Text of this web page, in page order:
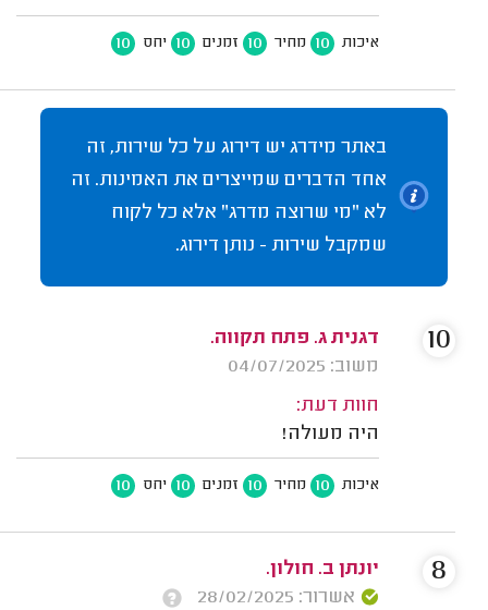
איכות 10 מחיר 10 זמנים 10 יחס 10
באתר מידרג יש דירוג על כל שירות, זה
אחד הדברים שמייצרים את האמינות. זה
לא "מי שרוצה מדרג" אלא כל לקוח
שמקבל שירות - נותן דירוג.
דגנית ג. פתח תקווה.
משוב: 04/07/2025
חוות דעת:
היה מעולה!
איכות 10 מחיר 10 זמנים 10 יחס 10
10
יונתן ב. חולון.
אשרור: 28/02/2025
8